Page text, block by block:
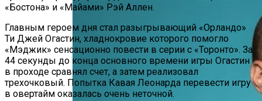
«Бостона» и «Майами» Рэй Аллен.
Главным героем дня стал разыгрывающий «Орландо»
Ти Джей Огастин, хладнокровие которого помогло
«Мэджик» сенсационно повести в серии с «Торонто». За
44 секунды до конца основного времени игры Огастин
в проходе сравнял счет, а затем реализовал
трехочковый. Попытка Кавая Леонарда перевести игру
в овертайм оказалась очень неточной.